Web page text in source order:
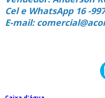
Cel e WhatsApp 16 -
E-mail: